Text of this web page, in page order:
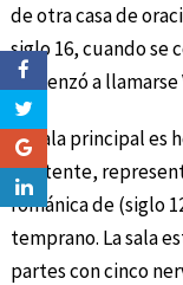
de otra casa de
siglo 16, cuando se
comenzó a
La sala principal es
existente,
románica de (siglo
temprano. La sala
partes con cinco